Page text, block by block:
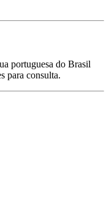
portuguesa do Brasil
para consulta.